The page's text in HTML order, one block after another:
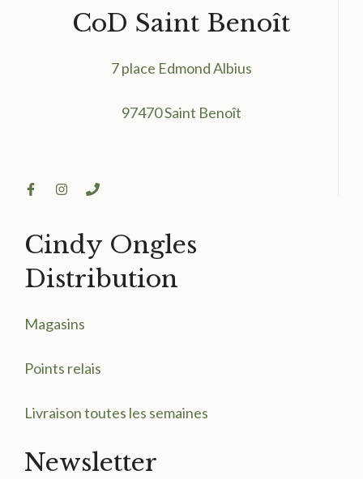
CoD Saint Benoît
7 place Edmond Albius
97470 Saint Benoît
Cindy Ongles
Distribution
Magasins
Points relais
Livraison toutes les semaines
Newsletter